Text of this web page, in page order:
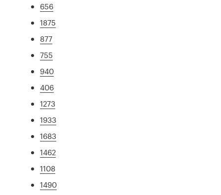
656
1875
877
755
940
406
1273
1933
1683
1462
1108
1490